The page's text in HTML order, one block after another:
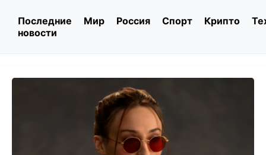
Последние
новости
Мир Россия Спорт Крипто